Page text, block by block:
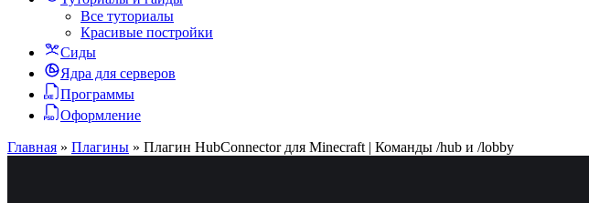
Все туториалы
Красивые постройки
Сиды
Ядра для серверов
Программы
Оформление
Главная » Плагины » Плагин HubConnector для Minecraft | Команды /hub и /lobby